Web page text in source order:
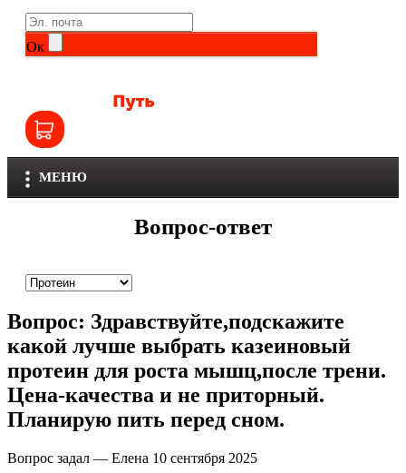
Ок
МЕНЮ
Общие комплексы
Витамины группы B
Витамины для детей
Железо
Кальций
Селен
Здоровье и красота
Мужское здоровье
Life Extension
NOW
Olimp
Optimum Nutrition
Scitec Nutrition
SNT
Sportinia
Trace Minerals
USN
Вопрос-ответ
Вопрос: Здравствуйте,подскажите
какой лучше выбрать казеиновый
протеин для роста мышц,после трени.
Цена-качества и не приторный.
Планирую пить перед сном.
Вопрос задал — Елена 10 сентября 2025